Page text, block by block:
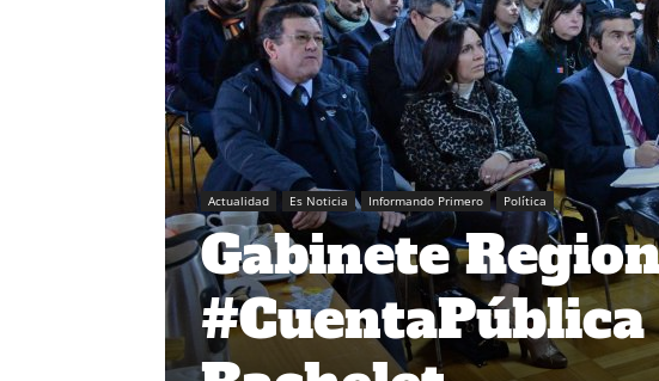
Actualidad Es Noticia Informando Primero Política
Gabinete